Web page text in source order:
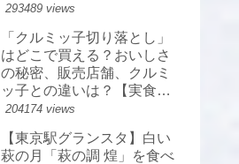
293489 views
「クルミッ子切り落とし」
はどこで買える？おいしさ
の秘密、販売店舗、クルミ
ッ子との違いは？【実食レ
ポ】
204174 views
【東京駅グランスタ】白い
萩の月「萩の調 煌」を食べ